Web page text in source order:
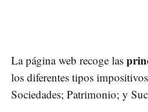
La página web recoge las
los diferentes tipos
Sociedades; Patrimonio; y